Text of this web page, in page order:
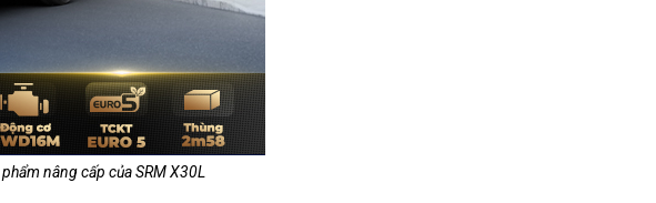
nâng cấp của SRM X30L